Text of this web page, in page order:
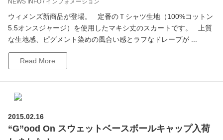
NEWS INFO / インフォメーション
ウィメンズ新商品が登場。 定番のＴシャツ生地（100%コットン
5.5オンスジャージ）を使用したマキシ丈のスカートです。 上質
な生地感、ピグメント染めの風合い感とラフなドレープが ...
Read More
2015.02.16
“G”ood On スウェットベースボールキャップ入荷